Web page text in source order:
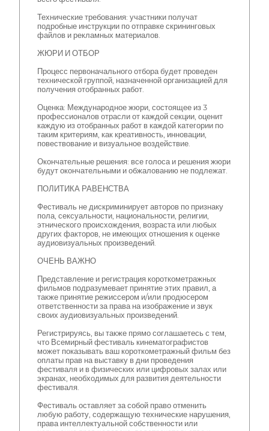
Технические требования: участники получат
подробные инструкции по отправке скрининговых
файлов и рекламных материалов.
ЖЮРИ И ОТБОР
Процесс первоначального отбора будет проведен
технической группой, назначенной организацией для
получения отобранных работ.
Оценка: Международное жюри, состоящее из 3
профессионалов отрасли от каждой секции, оценит
каждую из отобранных работ в каждой категории по
таким критериям, как креативность, инновации,
повествование и визуальное воздействие.
Окончательные решения: все голоса и решения жюри
будут окончательными и обжалованию не подлежат.
ПОЛИТИКА РАВЕНСТВА
Фестиваль не дискриминирует авторов по признаку
пола, сексуальности, национальности, религии,
этнического происхождения, возраста или любых
других факторов, не имеющих отношения к оценке
аудиовизуальных произведений.
ОЧЕНЬ ВАЖНО
Представление и регистрация короткометражных
фильмов подразумевает принятие этих правил, а
также принятие режиссером и/или продюсером
ответственности за права на изображение и звук
своих аудиовизуальных произведений.
Регистрируясь, вы также прямо соглашаетесь с тем,
что Всемирный фестиваль кинематографистов
может показывать ваш короткометражный фильм без
оплаты прав на выставку в дни проведения
фестиваля и в физических или цифровых залах или
экранах, необходимых для развития деятельности
фестиваля.
Фестиваль оставляет за собой право отменить
любую работу, содержащую технические нарушения,
права интеллектуальной собственности или